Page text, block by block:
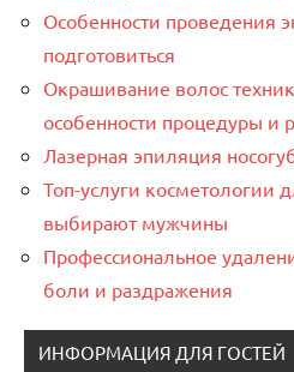
Особенности проведения
подготовиться
Окрашивание волос
особенности процедуры и
Лазерная эпиляция
Топ-услуги косметологии
выбирают мужчины
Профессиональное
боли и раздражения
ИНФОРМАЦИЯ ДЛЯ ГОСТЕЙ